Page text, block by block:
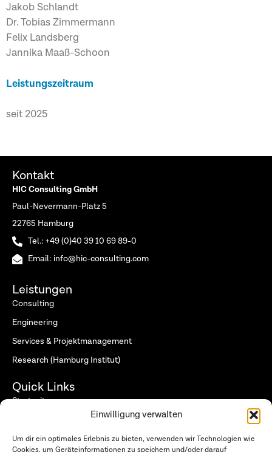
Einwilligung verwalten
Um dir ein optimales Erlebnis zu bieten, verwenden wir Technologien wie
Cookies, um Geräteinformationen zu speichern und/oder darauf
Jakob Schlandt
Dr. Tobias Zimmermann
Felix Landsberg
Jannika Maaß-Schoon
Leistungszeitraum
seit 2025
Kontakt
HIC Consulting GmbH
Paul-Nevermann-Platz 5
22765 Hamburg
Tel.: +49 (0)40 39 10 69 89-0
Email: info@hic-consulting.com
Leistungen
Consulting
Engineering
Services & Projektmanagement
Research (Hamburg Institut)
Quick Links
Startseite
Was wir tun